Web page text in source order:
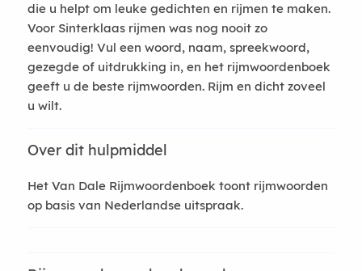
die u helpt om leuke gedichten en rijmen te maken.
Voor Sinterklaas rijmen was nog nooit zo
eenvoudig! Vul een woord, naam, spreekwoord,
gezegde of uitdrukking in, en het rijmwoordenboek
geeft u de beste rijmwoorden. Rijm en dicht zoveel
u wilt.
Over dit hulpmiddel
Het Van Dale Rijmwoordenboek toont rijmwoorden
op basis van Nederlandse uitspraak.